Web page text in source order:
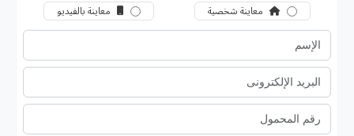
معاينة شخصية معاينة بالفيديو